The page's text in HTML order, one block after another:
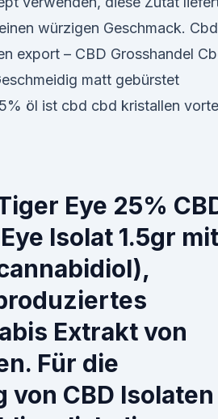
würzigen Geschmack. Cbd
export – CBD Grosshandel
matt gebürstet
öl ist cbd cbd kristallen
Eye 25%
Isolat 1.5gr mit
Extrakt von
Für die
von CBD Isolaten